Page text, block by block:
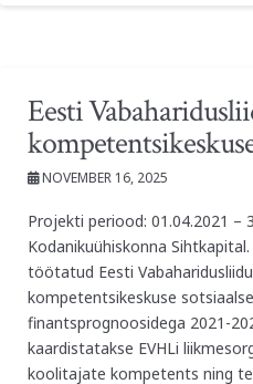
Eesti
NOVEMBER 16, 2025
Projekti periood: 01.04.2021 –
Kodanikuühiskonna
töötatud Eesti
kompetentsikeskuse
finantsprognoosidega 2021-
kaardistatakse EVHLi
koolitajate kompetents ning